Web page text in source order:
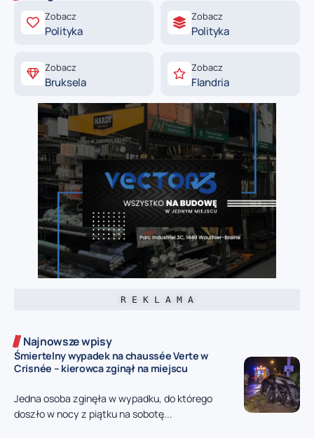
Zobacz
Polityka
Zobacz
Polityka
Zobacz
Bruksela
Zobacz
Flandria
R E K L A M A
Najnowsze wpisy
Śmiertelny wypadek na chaussée Verte w
Crisnée – kierowca zginął na miejscu
Jedna osoba zginęła w wypadku, do którego
doszło w nocy z piątku na sobotę...